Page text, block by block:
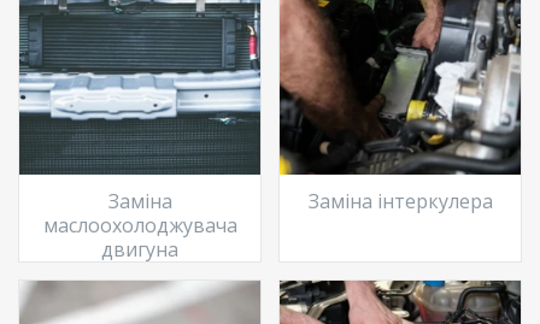
Заміна
маслоохолоджувача
двигуна
Заміна інтеркулера